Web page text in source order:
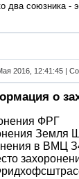
два союзника -
2016, 12:41:45 |
о
ФРГ
Земля
в ВМЦ